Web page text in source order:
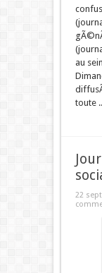
au
toute
22